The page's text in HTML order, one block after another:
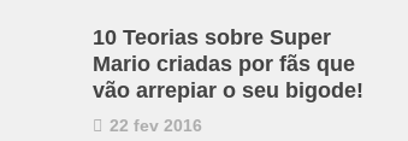
10 Teorias sobre Super
Mario criadas por fãs que
vão arrepiar o seu bigode!
22 fev 2016